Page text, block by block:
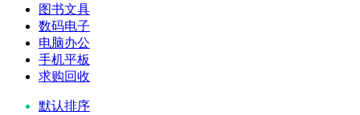
图书文具
数码电子
电脑办公
手机平板
求购回收
默认排序